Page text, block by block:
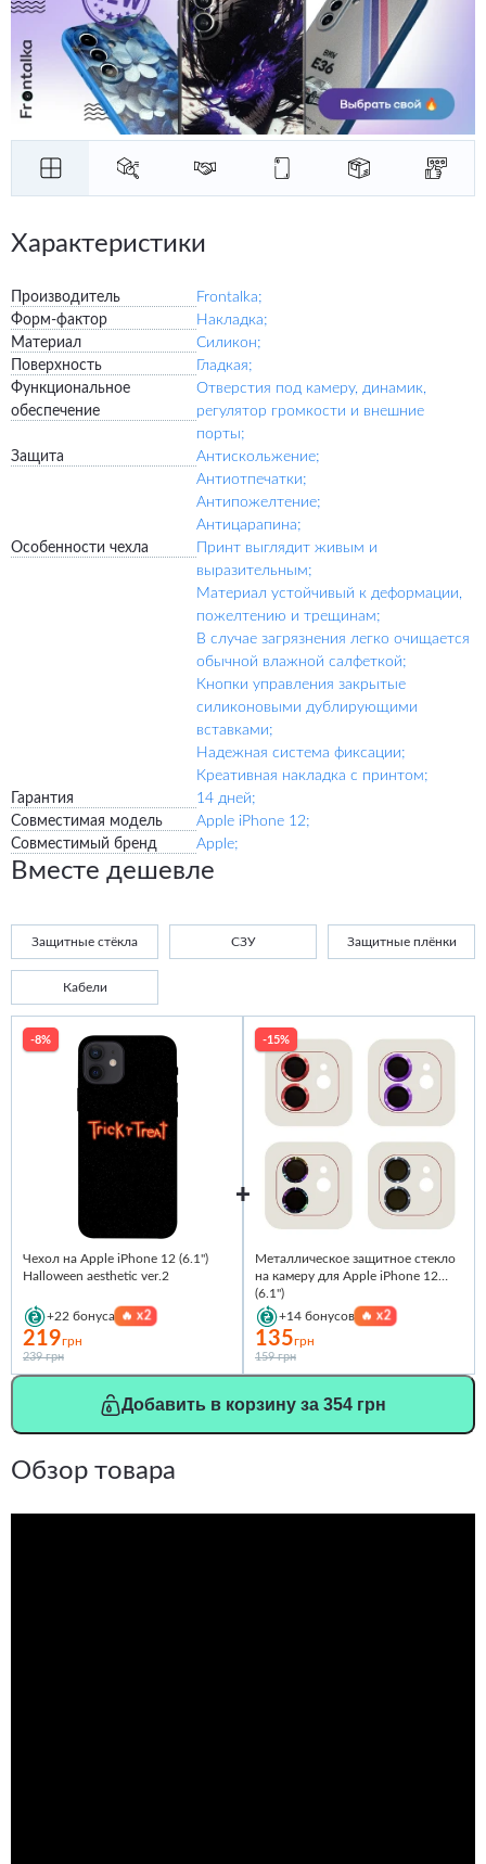
Характеристики
Производитель
Frontalka;
Форм-фактор
Накладка;
Материал
Силикон;
Поверхность
Гладкая;
Функциональное
обеспечение
Отверстия под камеру, динамик,
регулятор громкости и внешние
порты;
Защита
Антискольжение;
Антиотпечатки;
Антипожелтение;
Антицарапина;
Особенности чехла
Принт выглядит живым и
выразительным;
Материал устойчивый к деформации,
пожелтению и трещинам;
В случае загрязнения легко очищается
обычной влажной салфеткой;
Кнопки управления закрытые
силиконовыми дублирующими
вставками;
Надежная система фиксации;
Креативная накладка с принтом;
Гарантия
14 дней;
Совместимая модель
Apple iPhone 12;
Совместимый бренд
Apple;
Вместе дешевле
Защитные стёкла СЗУ Защитные плёнки
Кабели
-8%
Чехол на Apple iPhone 12 (6.1")
Halloween aesthetic ver.2
+22 бонуса 🔥x2
219грн
239 грн
-15%
Металлическое защитное стекло
на камеру для Apple iPhone 12
(6.1")
+14 бонусов 🔥x2
135грн
159 грн
Добавить в корзину за 354 грн
Обзор товара